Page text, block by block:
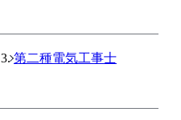
第二種電気工事士